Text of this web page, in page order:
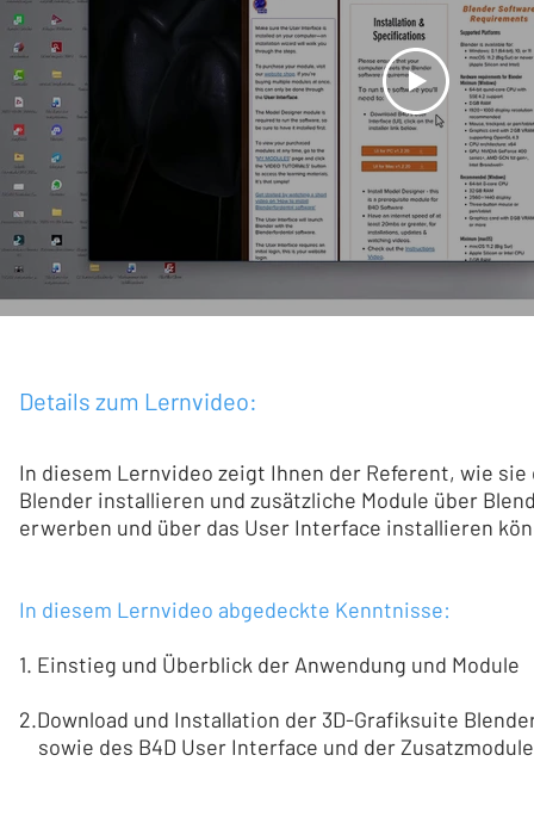
Details zum Lernvideo:
In diesem Lernvideo zeigt Ihnen der Referent, wie
Blender installieren und zusätzliche Module über
erwerben und über das User Interface installieren
In diesem Lernvideo abgedeckte Kenntnisse:
1. Einstieg und Überblick der Anwendung und Module
2.Download und Installation der 3D-Grafiksuite
sowie des B4D User Interface und der Zusatzmodule